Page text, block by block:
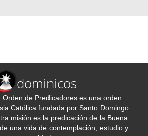
dominicos
Orden de Predicadores es una orden
Católica fundada por Santo Domingo
misión es la predicación de la Buena
una vida de contemplación, estudio y